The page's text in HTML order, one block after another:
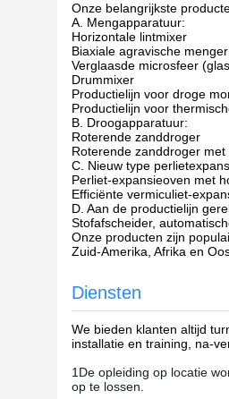
Onze belangrijkste
A. Mengapparatuur:
Horizontale lintmixer
Biaxiale agravische menger
Verglaasde microsfeer
Drummixer
Productielijn voor droge
Productielijn voor
B. Droogapparatuur:
Roterende zanddroger
Roterende zanddroger
C. Nieuw type
Perliet-expansieoven met
Efficiënte vermiculiet-
D. Aan de productielijn
Stofafscheider,
Onze producten zijn
Zuid-Amerika, Afrika en
Diensten
We bieden klanten altijd
installatie en training, na-
1De opleiding op locatie
op te lossen.